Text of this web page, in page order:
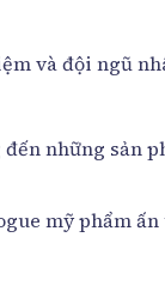
và đội ngũ
những sản
mỹ phẩm ấn